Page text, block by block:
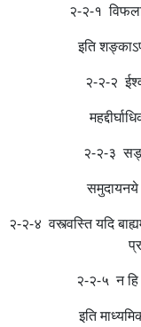
२-२-१ विफला
इति
२-२-२
२-२-३
समुदायनये
२-२-४ वस्त्वस्ति यदि
२-२-५ न हि
इति